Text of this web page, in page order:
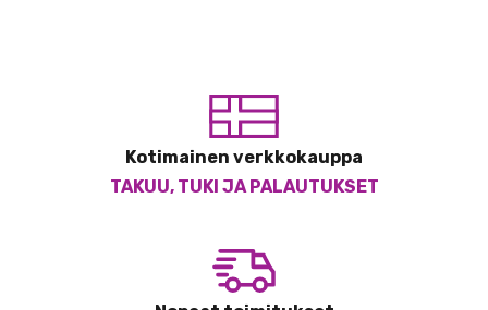
Kotimainen verkkokauppa
TAKUU, TUKI JA PALAUTUKSET